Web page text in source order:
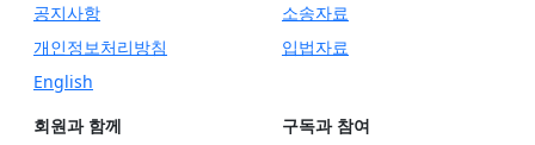
공지사항
개인정보처리방침
English
소송자료
입법자료
회원과 함께 구독과 참여